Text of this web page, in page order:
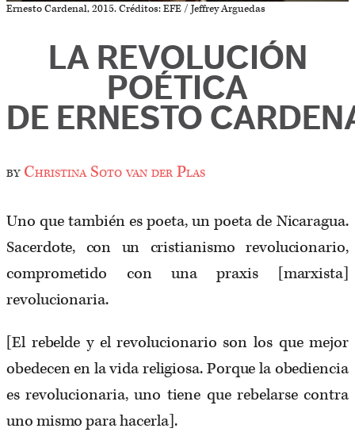
Ernesto Cardenal, 2015. Créditos: EFE / Jeffrey Arguedas
LA REVOLUCIÓN
POÉTICA
DE ERNESTO
byChristina Soto van der Plas
Uno que también es poeta, un poeta de Nicaragua.
Sacerdote, con un cristianismo revolucionario,
comprometido con una praxis [marxista]
revolucionaria.
[El rebelde y el revolucionario son los que mejor
obedecen en la vida religiosa. Porque la obediencia
es revolucionaria, uno tiene que rebelarse contra
uno mismo para hacerla].